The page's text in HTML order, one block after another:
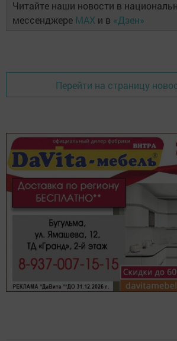
Читайте наши новости в
мессенджере MAX и в «Дзен»
Перейти на страницу